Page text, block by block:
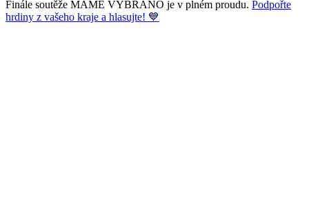
Finále soutěže MÁME VYBRÁNO je v plném proudu. Podpořte
hrdiny z vašeho kraje a hlasujte! 💙